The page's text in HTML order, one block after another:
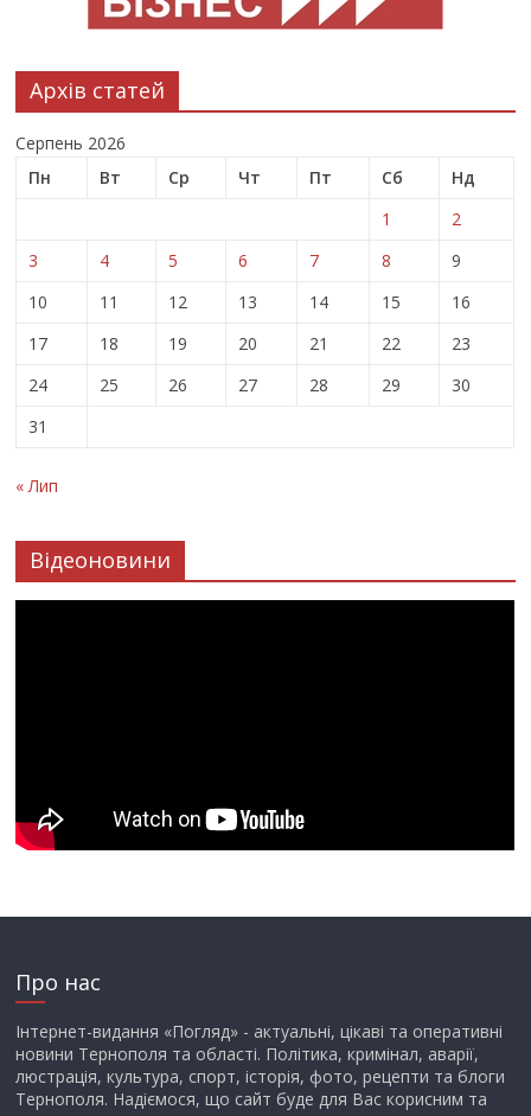
Архів статей
Серпень 2026
Пн
Вт Ср Чт Пт Сб
Нд
1
2
3
4 5 6 7 8
9
10
11 12 13 14 15
16
17
18 19 20 21 22
23
24
25 26 27 28 29
30
31
« Лип
Відеоновини
Про нас
Інтернет-видання «Погляд» - актуальні, цікаві та оперативні
новини Тернополя та області. Політика, кримінал, аварії,
люстрація, культура, спорт, історія, фото, рецепти та блоги
Тернополя. Надіємося, що сайт буде для Вас корисним та